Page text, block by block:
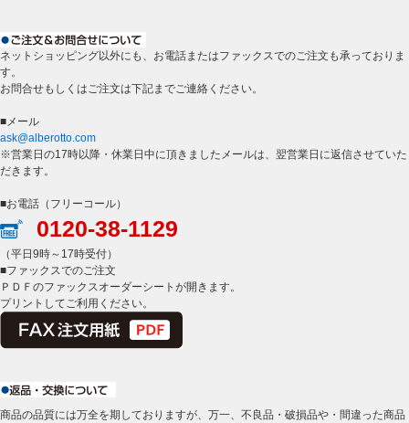
ネットショッピング以外にも、お電話またはファックスでのご注文も承っておりま
す。
お問合せもしくはご注文は下記までご連絡ください。
■メール
ask@alberotto.com
※営業日の17時以降・休業日中に頂きましたメールは、翌営業日に返信させていた
だきます。
■お電話（フリーコール）
0120-38-1129
（平日9時～17時受付）
■ファックスでのご注文
ＰＤＦのファックスオーダーシートが開きます。
プリントしてご利用ください。
商品の品質には万全を期しておりますが、万一、不良品・破損品や・間違った商品